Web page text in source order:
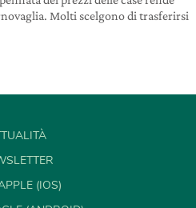
Molti scelgono di trasferirsi
(IOS)